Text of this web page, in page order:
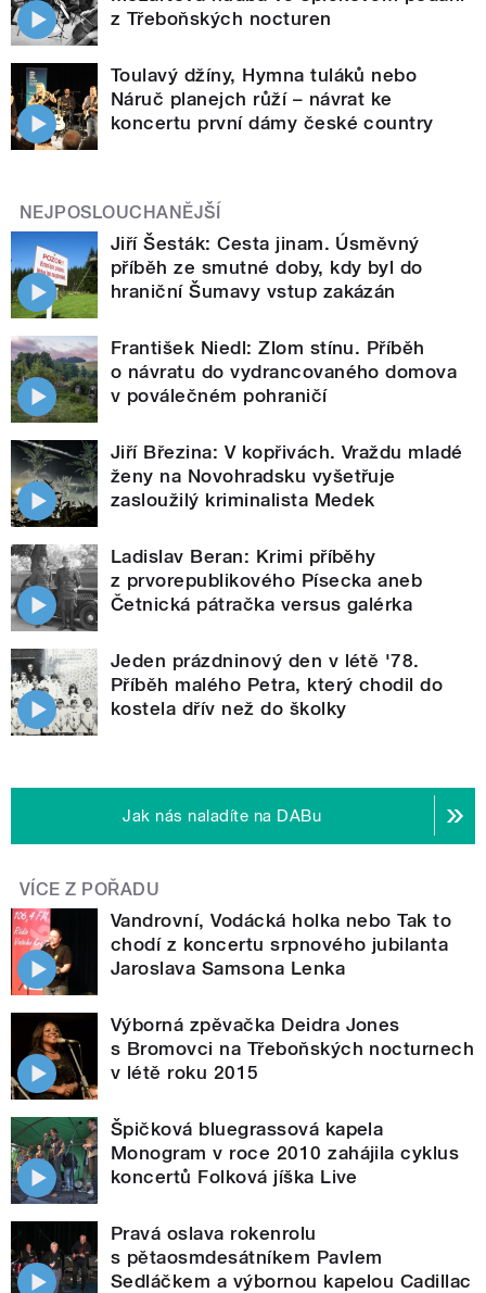
z Třeboňských nocturen
Toulavý džíny, Hymna tuláků nebo
Náruč planejch růží – návrat ke
koncertu první dámy české country
NEJPOSLOUCHANĚJŠÍ
Jiří Šesták: Cesta jinam. Úsměvný
příběh ze smutné doby, kdy byl do
hraniční Šumavy vstup zakázán
František Niedl: Zlom stínu. Příběh
o návratu do vydrancovaného domova
v poválečném pohraničí
Jiří Březina: V kopřivách. Vraždu mladé
ženy na Novohradsku vyšetřuje
zasloužilý kriminalista Medek
Ladislav Beran: Krimi příběhy
z prvorepublikového Písecka aneb
Četnická pátračka versus galérka
Jeden prázdninový den v létě '78.
Příběh malého Petra, který chodil do
kostela dřív než do školky
Jak nás naladíte na DABu
VÍCE Z POŘADU
Vandrovní, Vodácká holka nebo Tak to
chodí z koncertu srpnového jubilanta
Jaroslava Samsona Lenka
Výborná zpěvačka Deidra Jones
s Bromovci na Třeboňských nocturnech
v létě roku 2015
Špičková bluegrassová kapela
Monogram v roce 2010 zahájila cyklus
koncertů Folková jíška Live
Pravá oslava rokenrolu
s pětaosmdesátníkem Pavlem
Sedláčkem a výbornou kapelou Cadillac